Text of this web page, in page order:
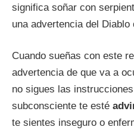
significa soñar con
una advertencia del Diablo
Cuando sueñas con este
advertencia de que va a
no sigues las
subconsciente te esté
te sientes inseguro o